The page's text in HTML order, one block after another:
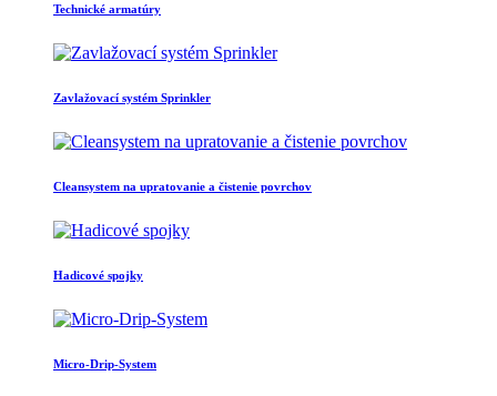
Technické armatúry
Zavlažovací systém Sprinkler
Cleansystem na upratovanie a čistenie povrchov
Hadicové spojky
Micro-Drip-System